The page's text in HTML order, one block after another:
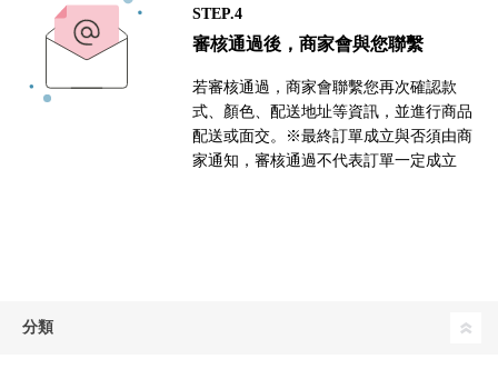
STEP.4
審核通過後，商家會與您聯繫
若審核通過，商家會聯繫您再次確認款
式、顏色、配送地址等資訊，並進行商品
配送或面交。※最終訂單成立與否須由商
家通知，審核通過不代表訂單一定成立
分類